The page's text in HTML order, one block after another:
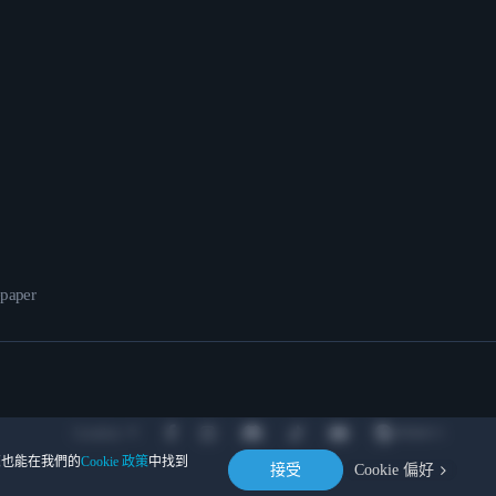
能在我們的Cookie 政策中找到
接受 Cookie 偏好